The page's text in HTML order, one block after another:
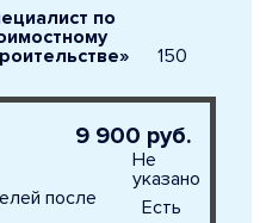
по
150
9 900 руб.
Не
указано
после
Есть